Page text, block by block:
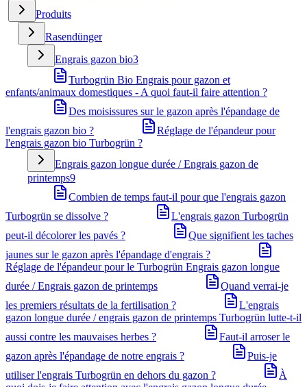
Produits
Rasendünger
Engrais gazon bio3
Turbogrün Bio Engrais pour gazon et
enfants/animaux domestiques - A quoi faut-il faire attention ?
Des moisissures sur le gazon après l'épandage de
l'engrais gazon bio ?
Réglage de l'épandeur pour
l'engrais gazon bio Turbogrün ?
Engrais gazon longue durée / Engrais gazon de
printemps9
Combien de temps faut-il pour que l'engrais gazon
Turbogrün se dissolve ?
L'engrais gazon Turbogrün
peut-il décolorer les pavés ?
Que signifient les taches
jaunes sur le gazon après l'épandage d'engrais ?
Réglage de l'épandeur pour le Turbogrün Engrais gazon longue
durée / Engrais gazon de printemps
Quand verrai-je
les premiers résultats de la fertilisation ?
L'engrais
gazon longue durée / engrais gazon de printemps Turbogrün lutte-t-il
aussi contre les mauvaises herbes ?
Faut-il arroser le
gazon après l'épandage de notre engrais ?
Puis-je
utiliser l'engrais Turbogrün en dehors du gazon ?
À